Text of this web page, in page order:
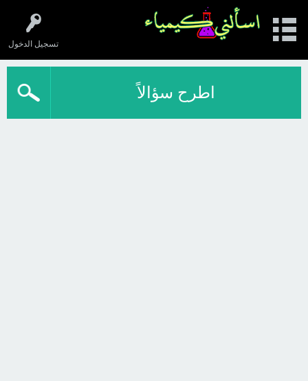
تسجيل الدخول
اطرح سؤالاً